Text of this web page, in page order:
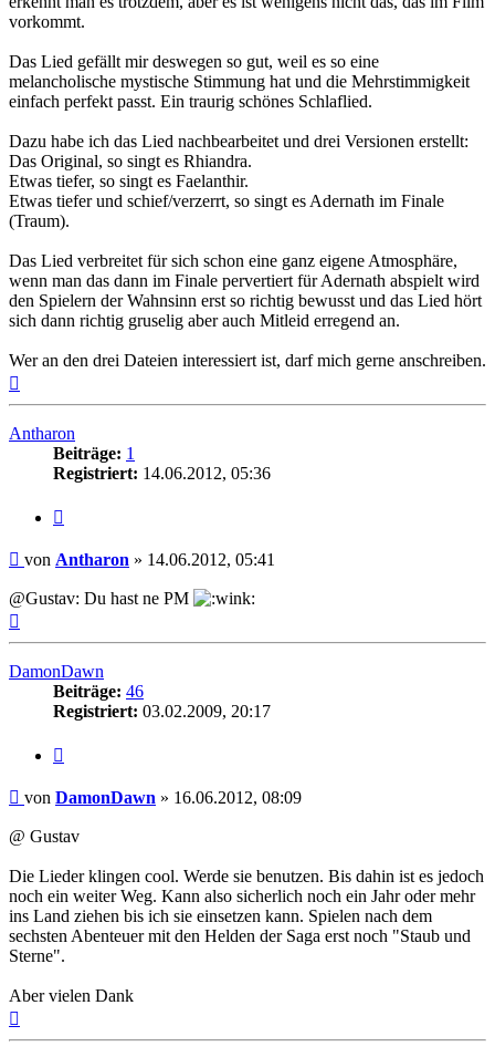
vorkommt.
Das Lied gefällt mir deswegen so gut, weil es so eine
melancholische mystische Stimmung hat und die Mehrstimmigkeit
einfach perfekt passt. Ein traurig schönes Schlaflied.
Dazu habe ich das Lied nachbearbeitet und drei Versionen erstellt:
Das Original, so singt es Rhiandra.
Etwas tiefer, so singt es Faelanthir.
Etwas tiefer und schief/verzerrt, so singt es Adernath im Finale
(Traum).
Das Lied verbreitet für sich schon eine ganz eigene Atmosphäre,
wenn man das dann im Finale pervertiert für Adernath abspielt wird
den Spielern der Wahnsinn erst so richtig bewusst und das Lied hört
sich dann richtig gruselig aber auch Mitleid erregend an.
Wer an den drei Dateien interessiert ist, darf mich gerne anschreiben.
Antharon
Beiträge: 1
Registriert: 14.06.2012, 05:36
Beitrag
von Antharon » 14.06.2012, 05:41
@Gustav: Du hast ne PM
DamonDawn
Beiträge: 46
Registriert: 03.02.2009, 20:17
Beitrag
von DamonDawn » 16.06.2012, 08:09
@ Gustav
Die Lieder klingen cool. Werde sie benutzen. Bis dahin ist es jedoch
noch ein weiter Weg. Kann also sicherlich noch ein Jahr oder mehr
ins Land ziehen bis ich sie einsetzen kann. Spielen nach dem
sechsten Abenteuer mit den Helden der Saga erst noch "Staub und
Sterne".
Aber vielen Dank